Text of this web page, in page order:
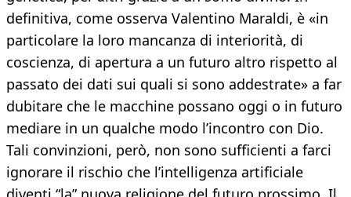
definitiva, come osserva Valentino Maraldi, è «in
particolare la loro mancanza di interiorità, di
coscienza, di apertura a un futuro altro rispetto al
passato dei dati sui quali si sono addestrate» a far
dubitare che le macchine possano oggi o in futuro
mediare in un qualche modo l’incontro con Dio.
Tali convinzioni, però, non sono sufficienti a farci
ignorare il rischio che l’intelligenza artificiale